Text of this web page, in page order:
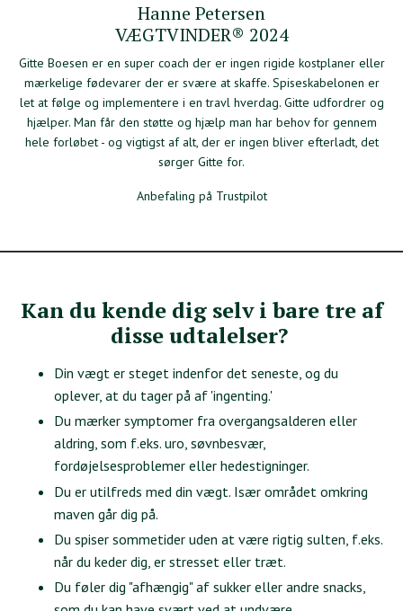
Hanne Petersen
VÆGTVINDER® 2024
Gitte Boesen er en super coach der er ingen rigide kostplaner eller
mærkelige fødevarer der er svære at skaffe. Spiseskabelonen er
let at følge og implementere i en travl hverdag. Gitte udfordrer og
hjælper. Man får den støtte og hjælp man har behov for gennem
hele forløbet - og vigtigst af alt, der er ingen bliver efterladt, det
sørger Gitte for.
Anbefaling på Trustpilot
Kan du kende dig selv i bare tre af
disse udtalelser?
Din vægt er steget indenfor det seneste, og du
oplever, at du tager på af 'ingenting.'
Du mærker symptomer fra overgangsalderen eller
aldring, som f.eks. uro, søvnbesvær,
fordøjelsesproblemer eller hedestigninger.
Du er utilfreds med din vægt. Især området omkring
maven går dig på.
Du spiser sommetider uden at være rigtig sulten, f.eks.
når du keder dig, er stresset eller træt.
Du føler dig "afhængig" af sukker eller andre snacks,